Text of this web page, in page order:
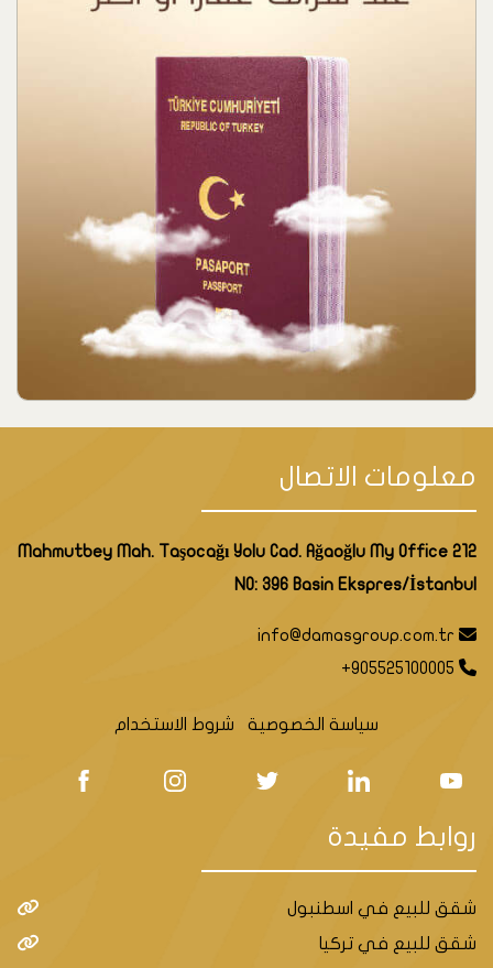
معلومات الاتصال
Mahmutbey Mah. Taşocağı Yolu Cad. Ağaoğlu My Office 212
NO: 396 Basin Ekspres/İstanbul
info@damasgroup.com.tr
+905525100005
سياسة الخصوصية شروط الاستخدام
روابط مفيدة
شقق للبيع في اسطنبول
شقق للبيع في تركيا